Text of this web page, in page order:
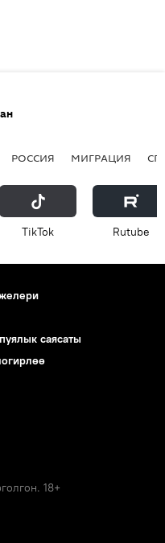
РОССИЯ МИГРАЦИЯ
ТikТоk Rutube
саясаты
18+